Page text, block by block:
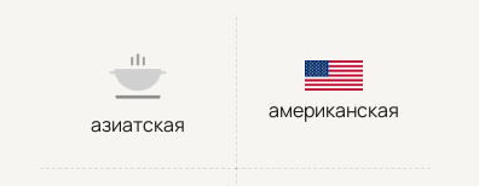
азиатская
американская